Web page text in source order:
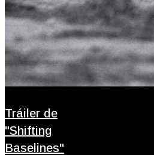
Tráiler de
"Shifting
Baselines"